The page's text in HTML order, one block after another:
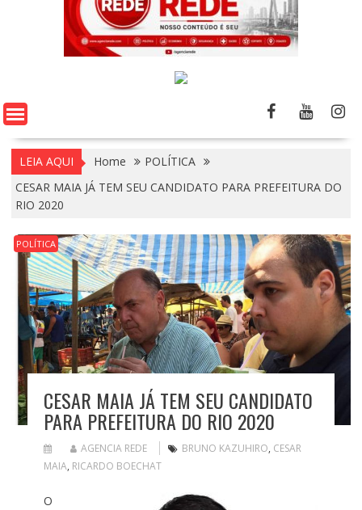
LEIA AQUI Home
POLÍTICA
CESAR MAIA JÁ TEM SEU CANDIDATO PARA PREFEITURA DO
RIO 2020
POLÍTICA
CESAR MAIA JÁ TEM SEU CANDIDATO
PARA PREFEITURA DO RIO 2020
AGENCIA REDE BRUNO KAZUHIRO, CESAR
MAIA, RICARDO BOECHAT
O